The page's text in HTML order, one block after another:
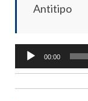
Antitipo
Audio
00:00